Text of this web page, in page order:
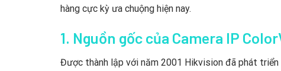
hàng cực kỳ ưa chuộng hiện nay.
1. Nguồn gốc của Camera IP
Được thành lập với năm 2001 Hikvision đã phát triển